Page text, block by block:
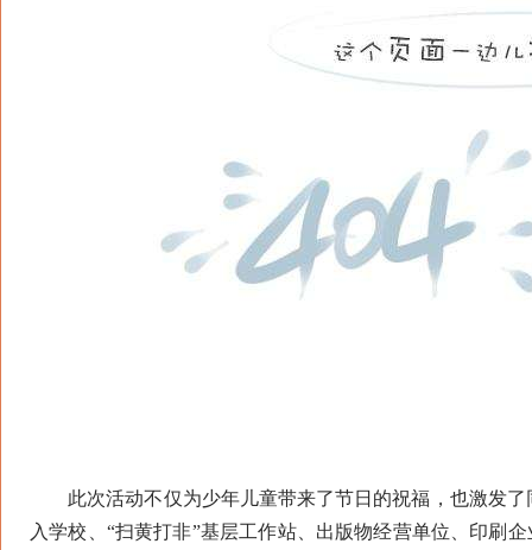
此次活动不仅为少年儿童带来了节日的祝福，也激发了
入学校、“扫黄打非”基层工作站、出版物经营单位、印刷